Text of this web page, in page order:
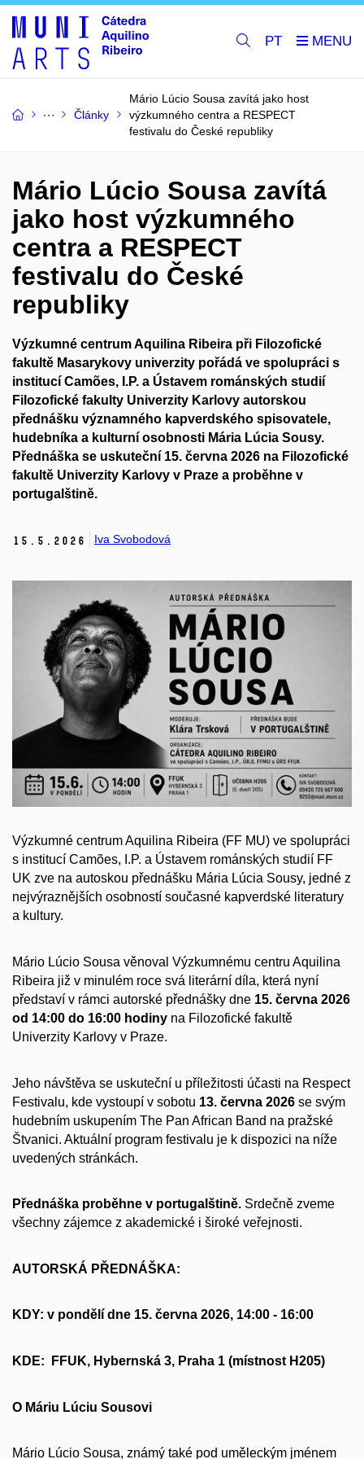
PT
Články
Mário Lúcio Sousa zavítá jako host
výzkumného centra a RESPECT
festivalu do České republiky
Mário Lúcio Sousa zavítá
jako host výzkumného
centra a RESPECT
festivalu do České
republiky
Výzkumné centrum Aquilina Ribeira při Filozofické
fakultě Masarykovy univerzity pořádá ve spolupráci s
institucí Camões, I.P. a Ústavem románských studií
Filozofické fakulty Univerzity Karlovy autorskou
přednášku významného kapverdského spisovatele,
hudebníka a kulturní osobnosti Mária Lúcia Sousy.
Přednáška se uskuteční 15. června 2026 na Filozofické
fakultě Univerzity Karlovy v Praze a proběhne v
portugalštině.
15. 5. 2026 Iva Svobodová
Výzkumné centrum Aquilina Ribeira (FF MU) ve spolupráci
s institucí Camões, I.P. a Ústavem románských studií FF
UK zve na autoskou přednášku Mária Lúcia Sousy, jedné z
nejvýraznějších osobností současné kapverdské literatury
a kultury.
Mário Lúcio Sousa věnoval Výzkumnému centru Aquilina
Ribeira již v minulém roce svá literární díla, která nyní
představí v rámci autorské přednášky dne 15. června 2026
od 14:00 do 16:00 hodiny na Filozofické fakultě
Univerzity Karlovy v Praze.
Jeho návštěva se uskuteční u příležitosti účasti na Respect
Festivalu, kde vystoupí v sobotu 13. června 2026 se svým
hudebním uskupením The Pan African Band na pražské
Štvanici. Aktuální program festivalu je k dispozici na níže
uvedených stránkách.
Přednáška proběhne v portugalštině. Srdečně zveme
všechny zájemce z akademické i široké veřejnosti.
AUTORSKÁ PŘEDNÁŠKA:
KDY: v pondělí dne 15. června 2026, 14:00 - 16:00
KDE: FFUK, Hybernská 3, Praha 1 (místnost H205)
O Máriu Lúciu Sousovi
Mário Lúcio Sousa, známý také pod uměleckým jménem